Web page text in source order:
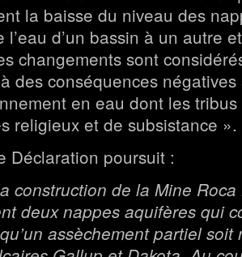
la baisse du niveau des
l’eau d’un bassin à un autre
changements sont
des conséquences négatives
en eau dont les
religieux et de subsistance ».
Déclaration poursuit :
construction de la Mine
deux nappes aquifères qui
assèchement partiel